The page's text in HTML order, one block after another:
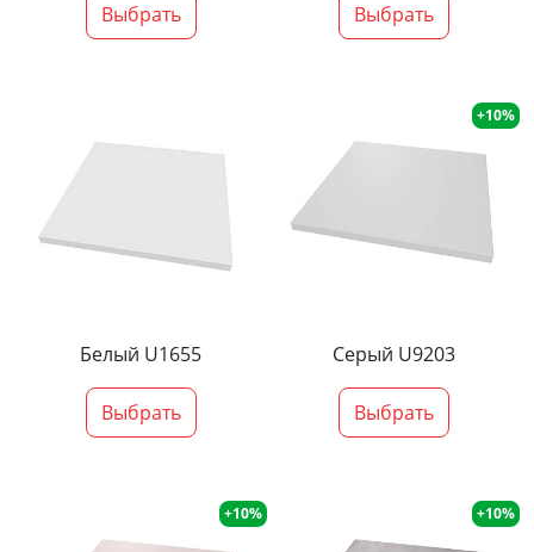
Выбрать Выбрать
Белый U1655
Выбрать
+10%
Серый U9203
Выбрать
+10% +10%